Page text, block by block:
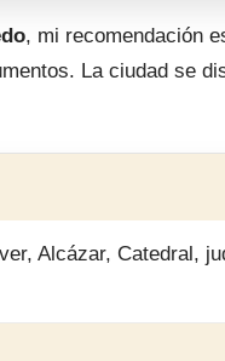
, mi recomendación
La ciudad se
Alcázar, Catedral,